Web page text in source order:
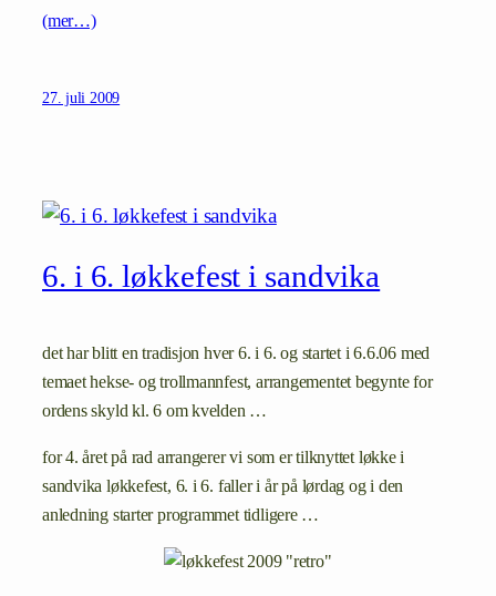
(mer…)
27. juli 2009
6. i 6. løkkefest i sandvika
det har blitt en tradisjon hver 6. i 6. og startet i 6.6.06 med
temaet hekse- og trollmannfest, arrangementet begynte for
ordens skyld kl. 6 om kvelden …
for 4. året på rad arrangerer vi som er tilknyttet løkke i
sandvika løkkefest, 6. i 6. faller i år på lørdag og i den
anledning starter programmet tidligere …